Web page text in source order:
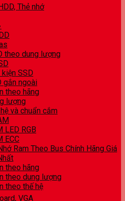
Thẻ nhớ
theo dung lượng
kiện SSD
gắn ngoài
theo hãng
lượng
và chuẩn cắm
LED RGB
ECC
Ram Theo Bus Chính Hãng Giá
theo hãng
theo dung lượng
theo thế hệ
VGA